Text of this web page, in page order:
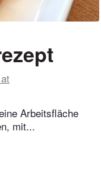
Arbeitsfläche
mit...